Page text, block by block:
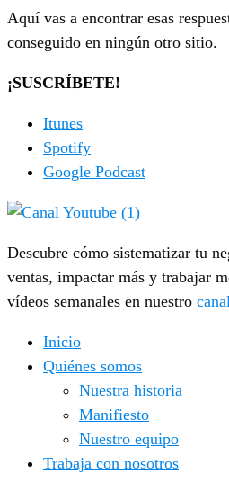
Aquí vas a encontrar esas
conseguido en ningún otro sitio.
¡SUSCRÍBETE!
Itunes
Spotify
Google Podcast
Descubre cómo sistematizar tu
ventas, impactar más y trabajar
vídeos semanales en nuestro
Inicio
Quiénes somos
Nuestra historia
Manifiesto
Nuestro equipo
Trabaja con nosotros